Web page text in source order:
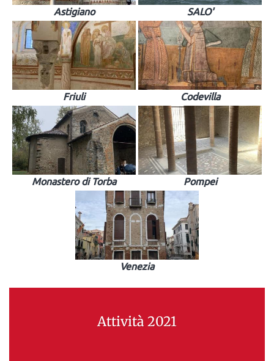
Astigiano SALO'
Friuli Codevilla
Monastero di Torba Pompei
Venezia
Attività 2021